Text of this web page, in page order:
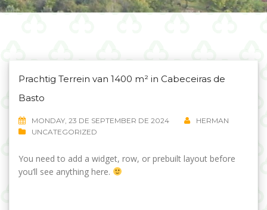
Prachtig Terrein van 1400 m² in Cabeceiras de
Basto
MONDAY, 23 DE SEPTEMBER DE 2024
HERMAN
UNCATEGORIZED
You need to add a widget, row, or prebuilt layout before
you’ll see anything here.